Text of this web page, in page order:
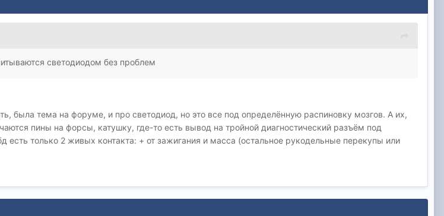
светодиодом без проблем
была тема на форуме, и про светодиод, но это все под определённую распиновку мозгов. А их,
пины на форсы, катушку, где-то есть вывод на тройной диагностический разъём под
есть только 2 живых контакта: + от зажигания и масса (остальное рукодельные перекупы или